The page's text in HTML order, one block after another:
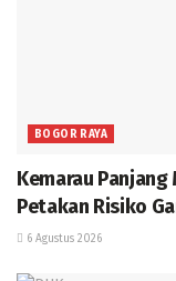
BOGOR RAYA
Kemarau
Petakan Risiko
6 Agustus 2026